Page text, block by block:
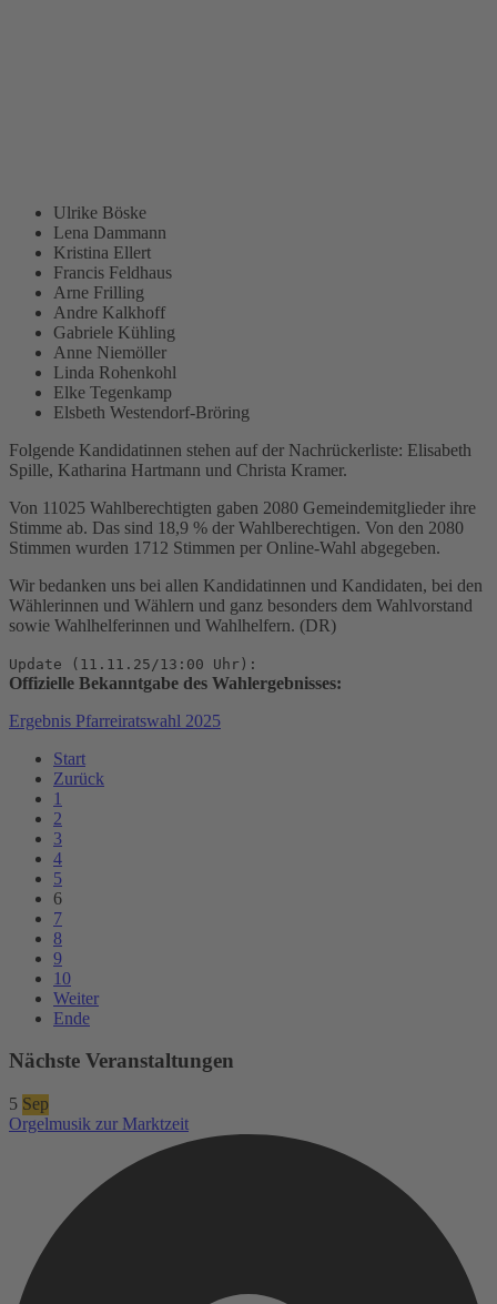
Ulrike Böske
Lena Dammann
Kristina Ellert
Francis Feldhaus
Arne Frilling
Andre Kalkhoff
Gabriele Kühling
Anne Niemöller
Linda Rohenkohl
Elke Tegenkamp
Elsbeth Westendorf-Bröring
Folgende Kandidatinnen stehen auf der Nachrückerliste: Elisabeth
Spille, Katharina Hartmann und Christa Kramer.
Von 11025 Wahlberechtigten gaben 2080 Gemeindemitglieder ihre
Stimme ab. Das sind 18,9 % der Wahlberechtigen. Von den 2080
Stimmen wurden 1712 Stimmen per Online-Wahl abgegeben.
Wir bedanken uns bei allen Kandidatinnen und Kandidaten, bei den
Wählerinnen und Wählern und ganz besonders dem Wahlvorstand
sowie Wahlhelferinnen und Wahlhelfern. (DR)
Update (11.11.25/13:00 Uhr):
Offizielle Bekanntgabe des Wahlergebnisses:
Ergebnis Pfarreiratswahl 2025
Start
Zurück
1
2
3
4
5
6
7
8
9
10
Weiter
Ende
Nächste Veranstaltungen
5 Sep
Orgelmusik zur Marktzeit